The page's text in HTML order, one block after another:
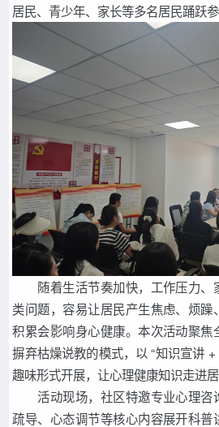
居民、青少年、家长等多名居民踊跃参
随着生活节奏加快，工作压力
类问题，容易让居民产生焦虑、烦
积累会影响身心健康。本次活动聚焦
摒弃枯燥说教的模式，以 “知识宣讲
趣味形式开展，让心理健康知识走进
活动现场，社区特邀专业心理咨
疏导、心态调节等核心内容展开科